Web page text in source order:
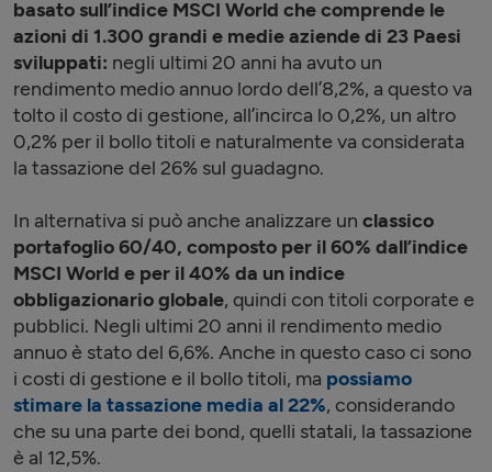
basato sull’indice MSCI World che comprende le
azioni di 1.300 grandi e medie aziende di 23 Paesi
sviluppati: negli ultimi 20 anni ha avuto un
rendimento medio annuo lordo dell’8,2%, a questo va
tolto il costo di gestione, all’incirca lo 0,2%, un altro
0,2% per il bollo titoli e naturalmente va considerata
la tassazione del 26% sul guadagno.
In alternativa si può anche analizzare un classico
portafoglio 60/40, composto per il 60% dall’indice
MSCI World e per il 40% da un indice
obbligazionario globale, quindi con titoli corporate e
pubblici. Negli ultimi 20 anni il rendimento medio
annuo è stato del 6,6%. Anche in questo caso ci sono
i costi di gestione e il bollo titoli, ma possiamo
stimare la tassazione media al 22%, considerando
che su una parte dei bond, quelli statali, la tassazione
è al 12,5%.